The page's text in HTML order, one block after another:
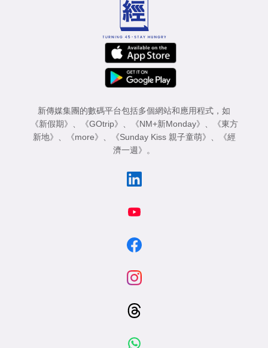
新傳媒集團的數碼平台包括多個網站和應用程式，如
《新假期》
《GOtrip》 《NM+新Monday》
《東方
新地》
《more》 《Sunday Kiss 親子童萌》
《經
濟一週》
。